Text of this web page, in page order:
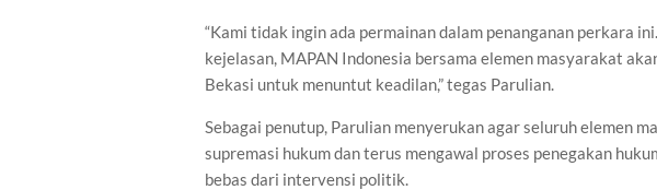
“Kami tidak ingin ada permainan dalam penanganan perkara
kejelasan, MAPAN Indonesia bersama elemen masyarakat
Bekasi untuk menuntut keadilan,” tegas Parulian.
Sebagai penutup, Parulian menyerukan agar seluruh elemen
supremasi hukum dan terus mengawal proses penegakan
bebas dari intervensi politik.